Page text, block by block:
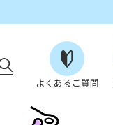
よくあるご質問